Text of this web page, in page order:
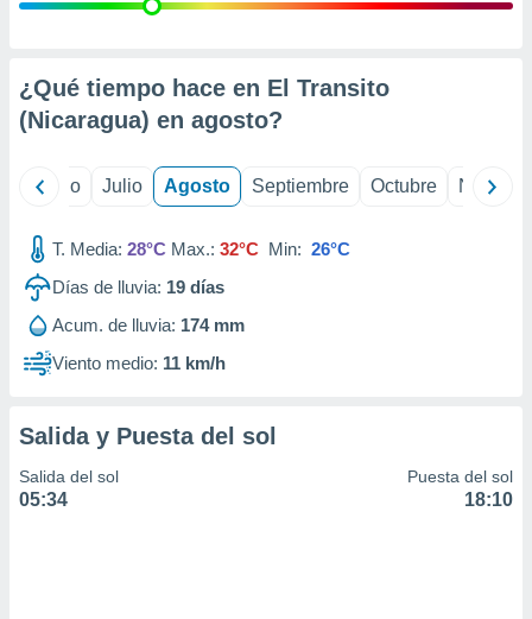
e
mediante
de
1199
¿Qué tiempo hace en El Transito
(Nicaragua) en agosto?
Junio Julio Agosto Septiembre Octubre
T. Media: 28°C Max.: 32°C Min: 26°C
Días de lluvia: 19 días
Acum. de lluvia: 174 mm
Viento medio: 11 km/h
Salida y Puesta del sol
Salida del sol
05:34
Puesta del sol
18:10